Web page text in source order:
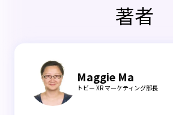
著者
Maggie Ma
トビー XR マーケティング部長